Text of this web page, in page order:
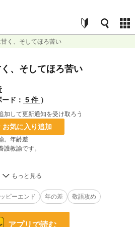
く、そしてほろ苦い
、そしてほろ苦い
ード： 5 件 ）
加して更新通知を受け取ろう
お気に入り追加
。年齢差
教諭です。
）
友同士。渡部の息子が通う高校で養護教諭を
ピーエンド 年の差 敬語攻め
アプリで読む